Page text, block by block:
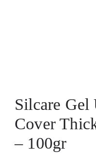
Silcare Gel
Cover
– 100gr